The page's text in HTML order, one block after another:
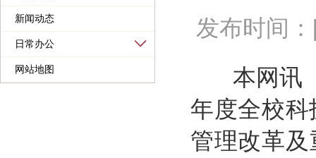
新闻动态
日常办公
网站地图
发布时间
本网讯
年度全校科
管理改革